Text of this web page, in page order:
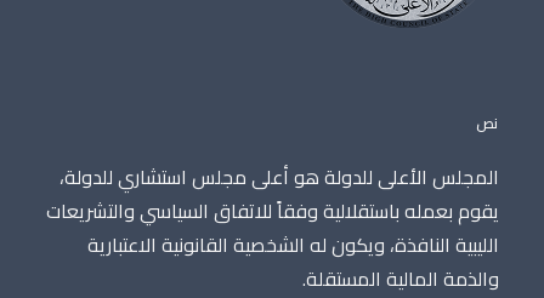
نص
المجلس الأعلى للدولة هو أعلى مجلس استشاري للدولة،
يقوم بعمله باستقلالية وفقاً للاتفاق السياسي والتشريعات
الليبية النافذة، ويكون له الشخصية القانونية الاعتبارية
والذمة المالية المستقلة.